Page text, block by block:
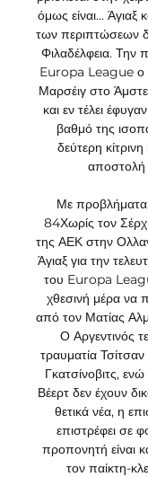
όμως είναι… Άγιαξ
των περιπτώσεων
Φιλαδέλφεια. Την
Europa League ο
Μαρσέιγ στο
και εν τέλει
βαθμό της
δεύτερη
αποστολή
Με
84Χωρίς τον
της ΑΕΚ στην
Άγιαξ για την
του Europa
χθεσινή μέρα να
από τον Ματίας
Ο Αργεντινός
τραυματία
Γκατσίνοβιτς,
Βέερτ δεν έχουν
θετικά νέα, η
επιστρέφει σε
προπονητή είναι
τον παίκτη-